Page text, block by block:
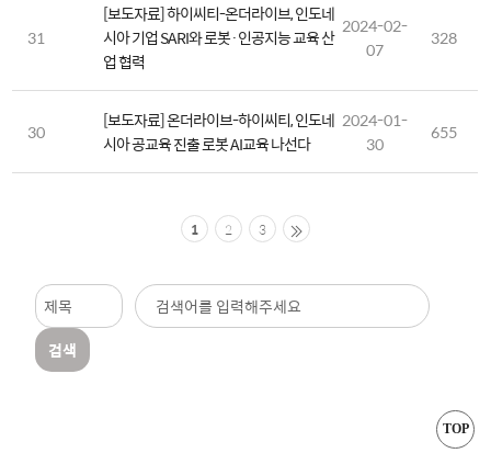
31
[보도자료] 하이씨티-온더라이브, 인도네
시아 기업 SARI와 로봇·인공지능 교육 산
업 협력
2024-02-
07
328
30
[보도자료] 온더라이브-하이씨티, 인도네
시아 공교육 진출 로봇 AI교육 나선다
2024-01-
30
655
1 2 3
검색
TOP